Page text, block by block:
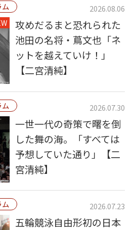
2026.08.06
攻めだるまと恐れられた
池田の名将・蔦文也「ネ
ットを越えていけ！」
【二宮清純】
2026.07.30
一世一代の奇策で曙を倒
した舞の海。「すべては
予想していた通り」【二
宮清純】
ム 2026.07.23
五輪競泳自由形初の日本